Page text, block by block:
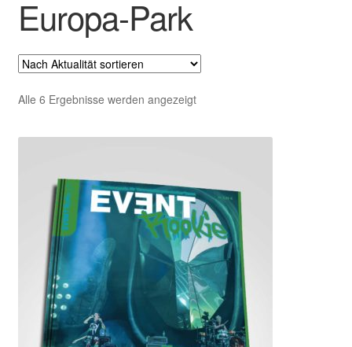
EVENT Rookie ArtikelUntermenü
ausklappen
Fachbücher
Europa-Park
Alle 6 Ergebnisse werden angezeigtNach
sortiert